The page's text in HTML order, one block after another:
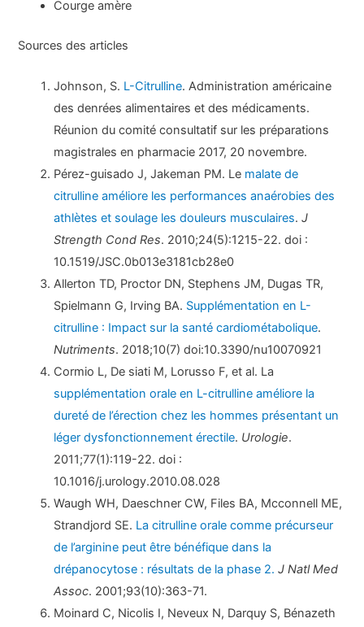
Courge amère
Sources des articles
Johnson, S. L-Citrulline. Administration américaine
des denrées alimentaires et des médicaments.
Réunion du comité consultatif sur les préparations
magistrales en pharmacie 2017, 20 novembre.
Pérez-guisado J, Jakeman PM. Le malate de
citrulline améliore les performances anaérobies des
athlètes et soulage les douleurs musculaires.J
Strength Cond Res. 2010;24(5):1215-22. doi :
10.1519/JSC.0b013e3181cb28e0
Allerton TD, Proctor DN, Stephens JM, Dugas TR,
Spielmann G, Irving BA. Supplémentation en L-
citrulline : Impact sur la santé cardiométabolique.
Nutriments. 2018;10(7) doi:10.3390/nu10070921
Cormio L, De siati M, Lorusso F, et al. La
supplémentation orale en L-citrulline améliore la
dureté de l’érection chez les hommes présentant un
léger dysfonctionnement érectile. Urologie.
2011;77(1):119-22. doi :
10.1016/j.urology.2010.08.028
Waugh WH, Daeschner CW, Files BA, Mcconnell ME,
Strandjord SE. La citrulline orale comme précurseur
de l’arginine peut être bénéfique dans la
drépanocytose : résultats de la phase 2. J Natl Med
Assoc. 2001;93(10):363-71.
Moinard C, Nicolis I, Neveux N, Darquy S, Bénazeth